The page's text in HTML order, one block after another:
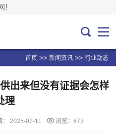
首页 >> 新闻资讯 >> 行业动态
出来但没有证据会怎样
理
： 2025-07-11 浏览：673